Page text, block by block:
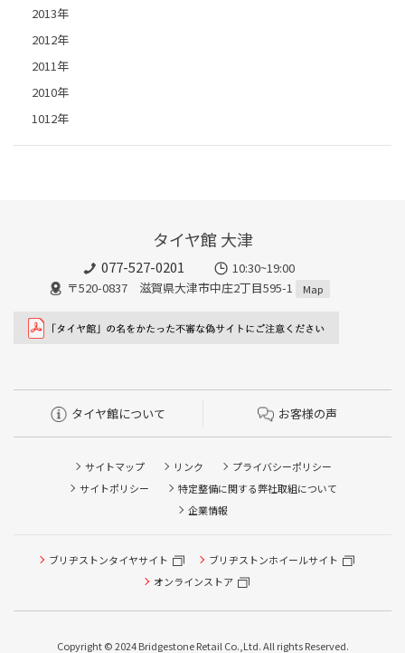
2013年
2012年
2011年
2010年
1012年
タイヤ館 大津
077-527-0201
10:30~19:00
〒520-0837 滋賀県大津市中庄2丁目595-1
Map
タイヤ館について お客様の声
サイトマップ リンク
プライバシーポリシー
サイトポリシー
特定整備に関する弊社取組について
企業情報
ブリヂストンタイヤサイト
ブリヂストンホイールサイト
オンラインストア
Copyright © 2024 Bridgestone Retail Co.,Ltd. All rights Reserved.
タイヤ点検・安全点検/タイヤ履き替え/オイル交換/その他
ピット作業の予約
本日のタイヤ履き替え順番待ち予約 ※クローク契約会員の